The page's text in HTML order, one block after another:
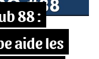
88 :
aide les